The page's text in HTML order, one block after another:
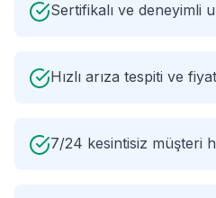
Sertifikalı ve deneyimli
Hızlı arıza tespiti ve
7/24 kesintisiz müşteri